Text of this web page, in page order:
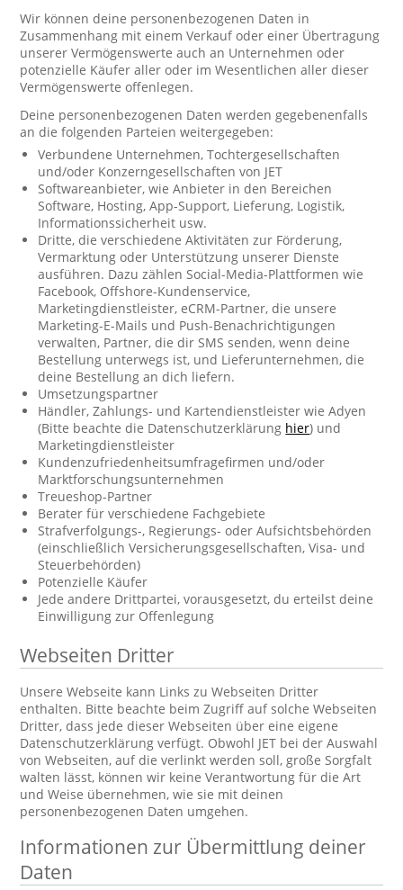
Wir können deine personenbezogenen Daten in
Zusammenhang mit einem Verkauf oder einer Übertragung
unserer Vermögenswerte auch an Unternehmen oder
potenzielle Käufer aller oder im Wesentlichen aller dieser
Vermögenswerte offenlegen.
Deine personenbezogenen Daten werden gegebenenfalls
an die folgenden Parteien weitergegeben:
Verbundene Unternehmen, Tochtergesellschaften
und/oder Konzerngesellschaften von JET
Softwareanbieter, wie Anbieter in den Bereichen
Software, Hosting, App-Support, Lieferung, Logistik,
Informationssicherheit usw.
Dritte, die verschiedene Aktivitäten zur Förderung,
Vermarktung oder Unterstützung unserer Dienste
ausführen. Dazu zählen Social-Media-Plattformen wie
Facebook, Offshore-Kundenservice,
Marketingdienstleister, eCRM-Partner, die unsere
Marketing-E-Mails und Push-Benachrichtigungen
verwalten, Partner, die dir SMS senden, wenn deine
Bestellung unterwegs ist, und Lieferunternehmen, die
deine Bestellung an dich liefern.
Umsetzungspartner
Händler, Zahlungs- und Kartendienstleister wie Adyen
(Bitte beachte die Datenschutzerklärung hier) und
Marketingdienstleister
Kundenzufriedenheitsumfragefirmen und/oder
Marktforschungsunternehmen
Treueshop-Partner
Berater für verschiedene Fachgebiete
Strafverfolgungs-, Regierungs- oder Aufsichtsbehörden
(einschließlich Versicherungsgesellschaften, Visa- und
Steuerbehörden)
Potenzielle Käufer
Jede andere Drittpartei, vorausgesetzt, du erteilst deine
Einwilligung zur Offenlegung
Webseiten Dritter
Unsere Webseite kann Links zu Webseiten Dritter
enthalten. Bitte beachte beim Zugriff auf solche Webseiten
Dritter, dass jede dieser Webseiten über eine eigene
Datenschutzerklärung verfügt. Obwohl JET bei der Auswahl
von Webseiten, auf die verlinkt werden soll, große Sorgfalt
walten lässt, können wir keine Verantwortung für die Art
und Weise übernehmen, wie sie mit deinen
personenbezogenen Daten umgehen.
Informationen zur Übermittlung deiner
Daten